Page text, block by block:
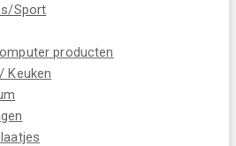
Sport
producten
Keuken